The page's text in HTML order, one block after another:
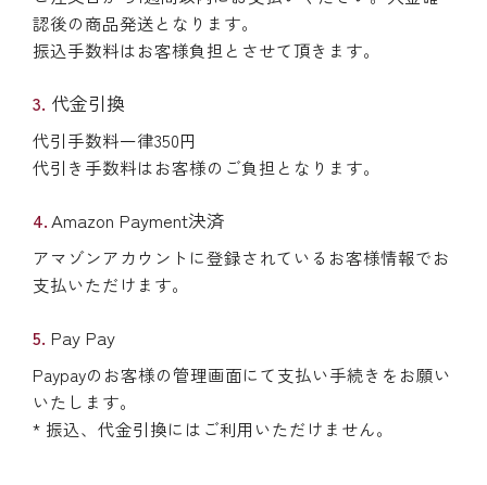
認後の商品発送となります。
振込手数料はお客様負担とさせて頂きます。
代金引換
代引手数料一律350円
代引き手数料はお客様のご負担となります。
Amazon Payment決済
アマゾンアカウントに登録されているお客様情報でお
支払いただけます。
Pay Pay
Paypayのお客様の管理画面にて支払い手続きをお願い
いたします。
* 振込、代金引換にはご利用いただけません。